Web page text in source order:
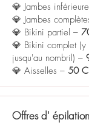
💎 Jambes
💎 Jambes
💎 Bikini partiel –
💎 Bikini complet
jusqu'au nombril) –
💎 Aisselles – 50
Offres d' épilation